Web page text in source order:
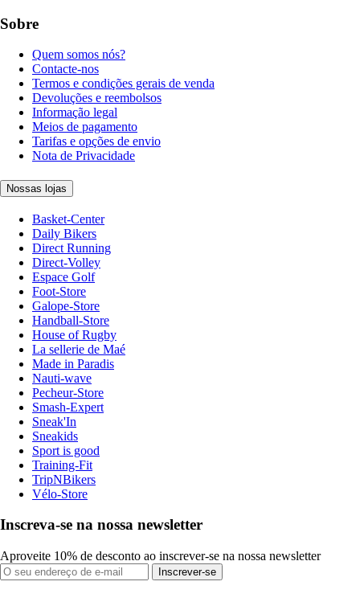
Sobre
Quem somos nós?
Contacte-nos
Termos e condições gerais de venda
Devoluções e reembolsos
Informação legal
Meios de pagamento
Tarifas e opções de envio
Nota de Privacidade
Nossas lojas
Basket-Center
Daily Bikers
Direct Running
Direct-Volley
Espace Golf
Foot-Store
Galope-Store
Handball-Store
House of Rugby
La sellerie de Maé
Made in Paradis
Nauti-wave
Pecheur-Store
Smash-Expert
Sneak'In
Sneakids
Sport is good
Training-Fit
TripNBikers
Vélo-Store
Inscreva-se na nossa newsletter
Aproveite 10% de desconto ao inscrever-se na nossa newsletter
Inscrever-se